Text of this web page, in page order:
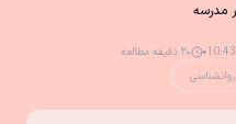
مدرسه
روانشناسی
۲۰ دقیقه مطالعه